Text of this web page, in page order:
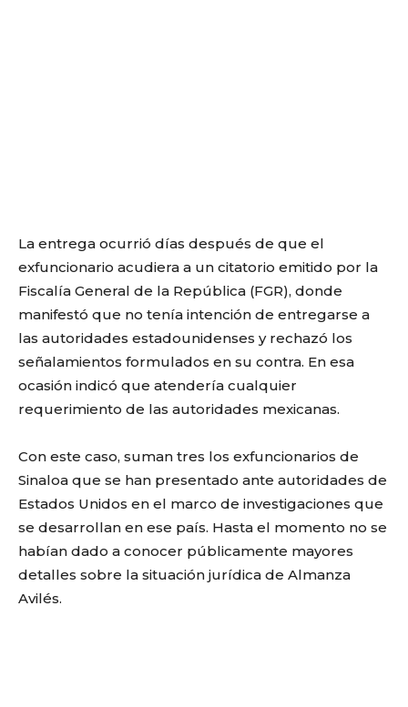
La entrega ocurrió días después de que el
exfuncionario acudiera a un citatorio emitido por la
Fiscalía General de la República (FGR), donde
manifestó que no tenía intención de entregarse a
las autoridades estadounidenses y rechazó los
señalamientos formulados en su contra. En esa
ocasión indicó que atendería cualquier
requerimiento de las autoridades mexicanas.
Con este caso, suman tres los exfuncionarios de
Sinaloa que se han presentado ante autoridades de
Estados Unidos en el marco de investigaciones que
se desarrollan en ese país. Hasta el momento no se
habían dado a conocer públicamente mayores
detalles sobre la situación jurídica de Almanza
Avilés.